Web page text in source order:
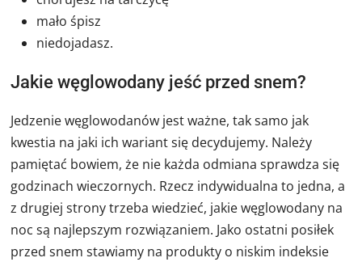
mało śpisz
niedojadasz.
Jakie węglowodany jeść przed snem?
Jedzenie węglowodanów jest ważne, tak samo jak
kwestia na jaki ich wariant się decydujemy. Należy
pamiętać bowiem, że nie każda odmiana sprawdza się
godzinach wieczornych. Rzecz indywidualna to jedna, a
z drugiej strony trzeba wiedzieć, jakie węglowodany na
noc są najlepszym rozwiązaniem. Jako ostatni posiłek
przed snem stawiamy na produkty o niskim indeksie